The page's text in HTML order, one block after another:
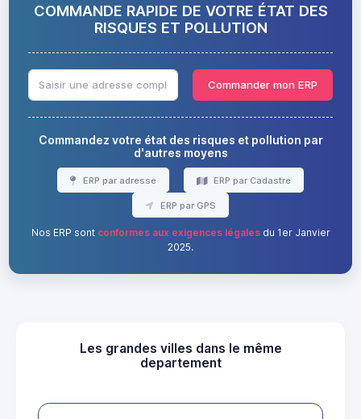
COMMANDE RAPIDE DE VOTRE ÉTAT DES
RISQUES ET POLLUTION
Commander mon ERP
Commandez votre état des risques et pollution par
d'autres moyens
ERP par adresse ERP par Cadastre
ERP par GPS
Nos ERP sont conformes aux exigences légalesdu 1er Janvier
2025.
Les grandes villes dans le même
departement